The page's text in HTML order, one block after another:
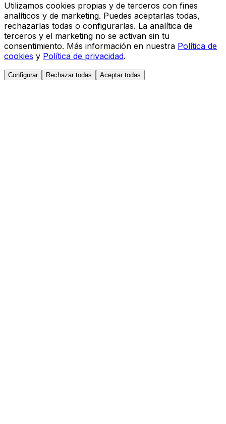
Utilizamos cookies propias y de terceros con fines
analíticos y de marketing. Puedes aceptarlas todas,
rechazarlas todas o configurarlas. La analítica de
terceros y el marketing no se activan sin tu
consentimiento. Más información en nuestra Política de
cookies y Política de privacidad.
Configurar Rechazar todas Aceptar todas